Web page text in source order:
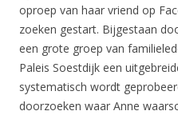
oproep van haar vriend op
zoeken gestart. Bijgestaan
een grote groep van
Paleis Soestdijk een
systematisch wordt
doorzoeken waar Anne